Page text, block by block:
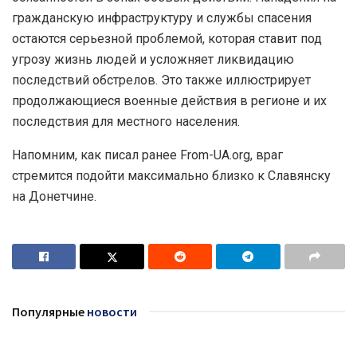
гражданскую инфраструктуру и службы спасения
остаются серьезной проблемой, которая ставит под
угрозу жизнь людей и усложняет ликвидацию
последствий обстрелов. Это также иллюстрирует
продолжающиеся военные действия в регионе и их
последствия для местного населения.
Напомним, как писал ранее From-UA.org, враг
стремится подойти максимально близко к Славянску
на Донетчине.
Популярные новости